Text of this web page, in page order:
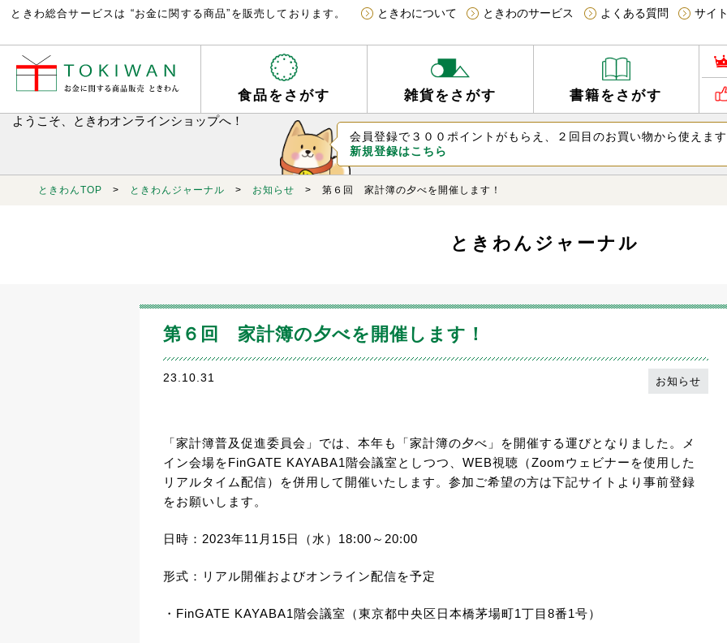
ときわ総合サービスは “お金に関する商品”を販売しております。 ときわについて ときわのサービス よくある質問 サイ
食品をさがす 雑貨をさがす 書籍をさがす
ようこそ、ときわオンラインショップへ！
会員登録で３００ポイントがもらえ、２回目のお買い物から使えま
新規登録はこちら
ときわんTOP > ときわんジャーナル > お知らせ > 第６回 家計簿の夕べを開催します！
ときわんジャーナル
第６回 家計簿の夕べを開催します！
23.10.31 お知らせ
「家計簿普及促進委員会」では、本年も「家計簿の夕べ」を開催する運びとなりました。メ
イン会場をFinGATE KAYABA1階会議室としつつ、WEB視聴（Zoomウェビナーを使用した
リアルタイム配信）を併用して開催いたします。参加ご希望の方は下記サイトより事前登録
をお願いします。
日時：2023年11月15日（水） 18:00 ～20:00
形式：リアル開催およびオンライン配信を予定
・ FinGATE KAYABA1階会議室（東京都中央区日本橋茅場町1丁目8番1号）